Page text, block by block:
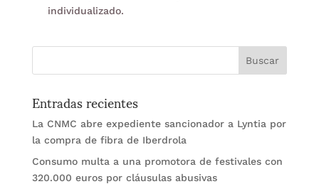
individualizado.
Entradas recientes
La CNMC abre expediente sancionador a Lyntia por
la compra de fibra de Iberdrola
Consumo multa a una promotora de festivales con
320.000 euros por cláusulas abusivas